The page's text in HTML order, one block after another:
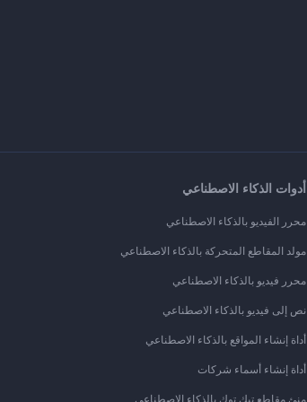
أدوات الذكاء الاصطناعي
محرر الفيديو بالذكاء الاصطناعي
مولد المقاطع المتحركة بالذكاء الاصطناعي
محرر فيديو بالذكاء الاصطناعي
نص إلى فيديو بالذكاء الاصطناعي
أداة إنشاء المواقع بالذكاء الاصطناعي
أداة إنشاء أسماء شركات
منئ مقاطع تيك توك بالذكاء الاصطناعي